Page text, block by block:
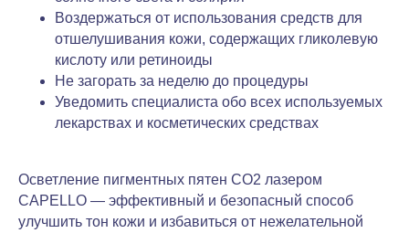
Воздержаться от использования средств для
отшелушивания кожи, содержащих гликолевую
кислоту или ретиноиды
Не загорать за неделю до процедуры
Уведомить специалиста обо всех используемых
лекарствах и косметических средствах
Осветление пигментных пятен CO2 лазером
CAPELLO — эффективный и безопасный способ
улучшить тон кожи и избавиться от нежелательной